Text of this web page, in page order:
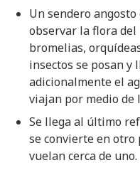
Un sendero
observar la flora del
bromelias,
insectos se posan y
adicionalmente el
viajan por medio de
Se llega al último
se convierte en otro
vuelan cerca de uno.